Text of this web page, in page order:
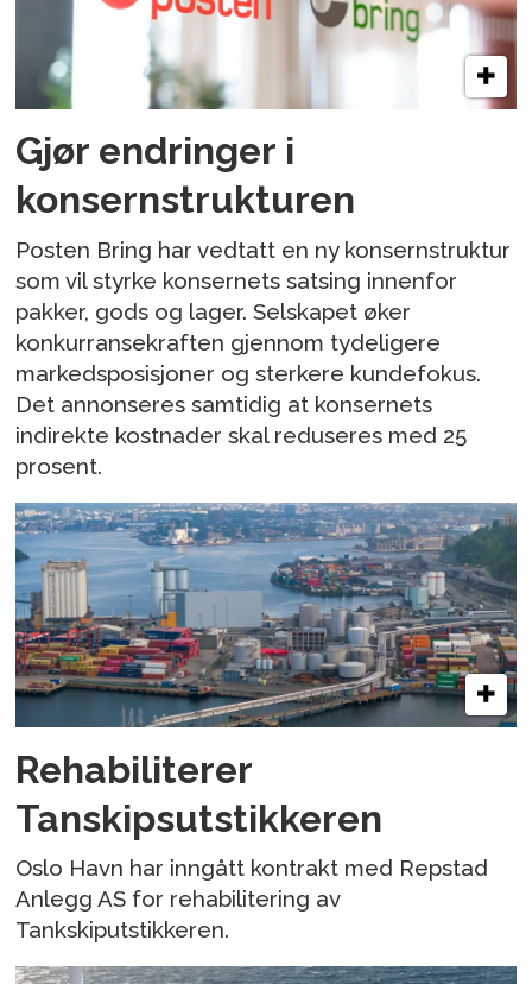
Gjør endringer i
konsernstrukturen
Posten Bring har vedtatt en ny konsernstruktur
som vil styrke konsernets satsing innenfor
pakker, gods og lager. Selskapet øker
konkurransekraften gjennom tydeligere
markedsposisjoner og sterkere kundefokus.
Det annonseres samtidig at konsernets
indirekte kostnader skal reduseres med 25
prosent.
Rehabiliterer
Tanskipsutstikkeren
Oslo Havn har inngått kontrakt med Repstad
Anlegg AS for rehabilitering av
Tankskiputstikkeren.